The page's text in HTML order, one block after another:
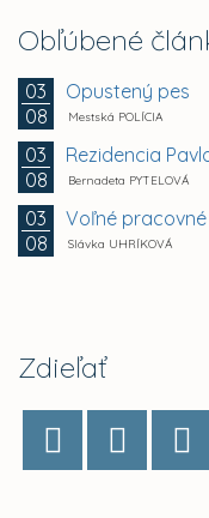
Obľúbené
03
08
Opustený pes
Mestská POLÍCIA
03
08
Rezidencia
Bernadeta PYTELOVÁ
03
08
Slávka UHRÍKOVÁ
Zdieľať